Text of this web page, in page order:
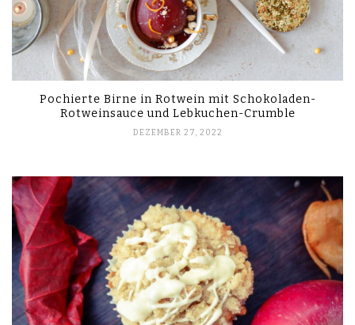
Pochierte Birne in Rotwein mit Schokoladen-
Rotweinsauce und Lebkuchen-Crumble
DEZEMBER 27, 2022